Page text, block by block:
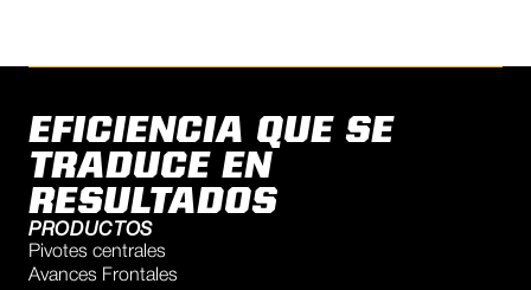
EFICIENCIA QUE SE
TRADUCE EN
RESULTADOS
PRODUCTOS
Pivotes centrales
Avances Frontales